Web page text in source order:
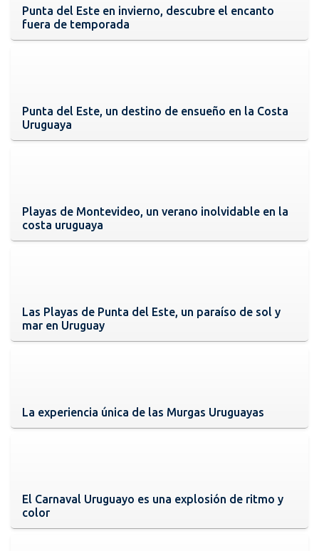
Punta del Este en invierno, descubre el encanto
fuera de temporada
Punta del Este, un destino de ensueño en la Costa
Uruguaya
Playas de Montevideo, un verano inolvidable en la
costa uruguaya
Las Playas de Punta del Este, un paraíso de sol y
mar en Uruguay
La experiencia única de las Murgas Uruguayas
El Carnaval Uruguayo es una explosión de ritmo y
color